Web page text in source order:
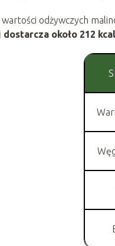
odżywczych
około 212 kcal